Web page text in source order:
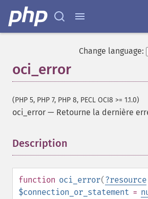
Change language:
oci_error
(PHP 5, PHP 7, PHP 8, PECL OCI8 >= 1.1.0)
oci_error — Retourne la dernière
Description
function oci_error(?resource
$connection_or_statement =